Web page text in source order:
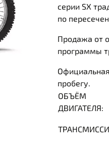
серии SX
по
Продажа от
программы
пробегу.
ОБЪЁМ
ДВИГАТЕЛЯ: